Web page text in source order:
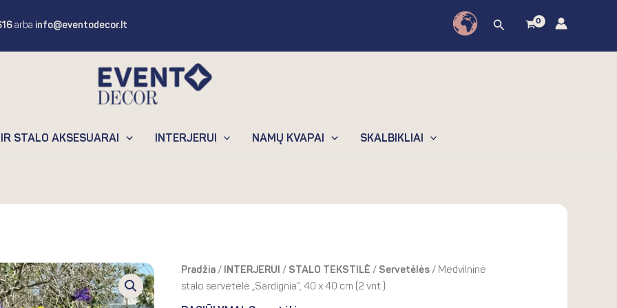
arba info@eventodecor.lt Paieška
IR STALO AKSESUARAI INTERJERUI NAMŲ KVAPAI SKALBIKLIAI
Pradžia / INTERJERUI / STALO TEKSTILĖ / Servetėlės / Medvilninė
stalo servetėlė „Sardignia”, 40 x 40 cm (2 vnt.)
Original
price
was:
Current
price
is:
produkto
kiekis:
Medvilninė
servetėlė
vnt.)